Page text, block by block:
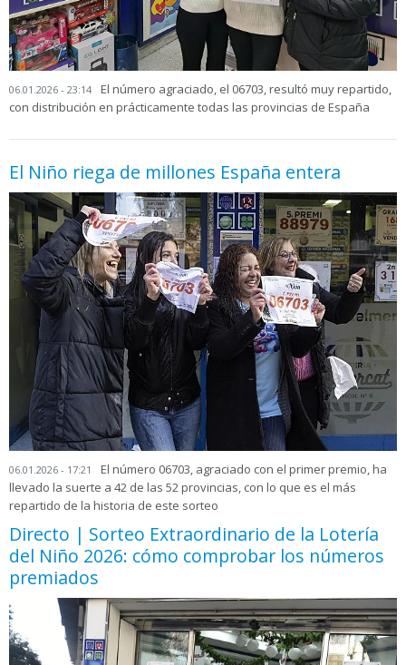
06.01.2026 - 23:14
El número agraciado, el 06703, resultó muy repartido,
con distribución en prácticamente todas las provincias de España
El Niño riega de millones España entera
06.01.2026 - 17:21
El número 06703, agraciado con el primer premio, ha
llevado la suerte a 42 de las 52 provincias, con lo que es el más
repartido de la historia de este sorteo
Directo | Sorteo Extraordinario de la Lotería
del Niño 2026: cómo comprobar los números
premiados